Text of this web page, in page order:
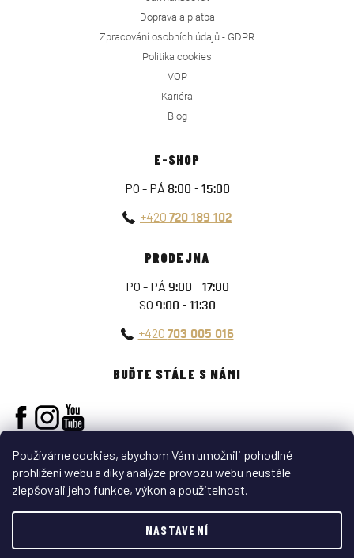
Používáme cookies, abychom Vám umožnili pohodlné
prohlížení webu a díky analýze provozu webu neustále
zlepšovali jeho funkce, výkon a použitelnost.
NASTAVENÍ
Doprava a platba
Zpracování osobních údajů - GDPR
Politika cookies
VOP
Kariéra
Blog
E-SHOP
PO - PÁ 8:00 - 15:00
+420 720 189 102
PRODEJNA
PO - PÁ 9:00 - 17:00
SO 9:00 - 11:30
+420 703 005 016
BUĎTE STÁLE S NÁMI